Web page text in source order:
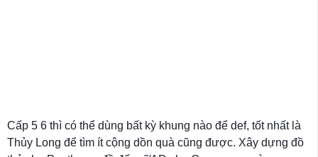
Cấp 5 6 thì có thể dùng bất kỳ khung nào để def, tốt nhất là
Thủy Long để tìm ít cộng dồn quà cũng được. Xây dựng đồ